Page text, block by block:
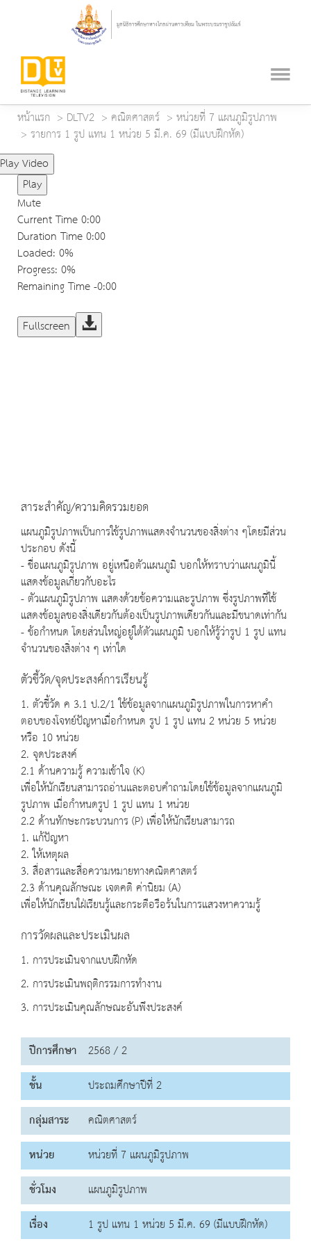
หน้าแรก DLTV2 คณิตศาสตร์
หน่วยที่ 7 แผนภูมิรูปภาพ
รายการ 1 รูป แทน 1 หน่วย 5 มี.ค. 69 (มีแบบฝึกหัด)
Play Video
Play
Mute
Current Time0:00
Duration Time0:00
Loaded: 0%
Progress: 0%
Remaining Time-0:00
Fullscreen
สาระสำคัญ/ความคิดรวมยอด
แผนภูมิรูปภาพเป็นการใช้รูปภาพแสดงจำนวนของสิ่งต่าง ๆโดยมีส่วน
ประกอบ ดังนี้
- ชื่อแผนภูมิรูปภาพ อยู่เหนือตัวแผนภูมิ บอกให้ทราบว่าแผนภูมินี้
แสดงข้อมูลเกี่ยวกับอะไร
- ตัวแผนภูมิรูปภาพ แสดงด้วยข้อความและรูปภาพ ซึ่งรูปภาพที่ใช้
แสดงข้อมูลของสิ่งเดียวกันต้องเป็นรูปภาพเดียวกันและมีขนาดเท่ากัน
- ข้อกำหนด โดยส่วนใหญ่อยู่ใต้ตัวแผนภูมิ บอกให้รู้ว่ารูป 1 รูป แทน
จำนวนของสิ่งต่าง ๆ เท่าใด
ตัวชี้วัด/จุดประสงค์การเรียนรู้
1. ตัวชี้วัด ค 3.1 ป.2/1 ใช้ข้อมูลจากแผนภูมิรูปภาพในการหาคำ
ตอบของโจทย์ปัญหาเมื่อกำหนด รูป 1 รูป แทน 2 หน่วย 5 หน่วย
หรือ 10 หน่วย
2. จุดประสงค์
2.1 ด้านความรู้ ความเข้าใจ (K)
เพื่อให้นักเรียนสามารถอ่านและตอบคำถามโดยใช้ข้อมูลจากแผนภูมิ
รูปภาพ เมื่อกำหนดรูป 1 รูป แทน 1 หน่วย
2.2 ด้านทักษะกระบวนการ (P) เพื่อให้นักเรียนสามารถ
1. แก้ปัญหา
2. ให้เหตุผล
3. สื่อสารและสื่อความหมายทางคณิตศาสตร์
2.3 ด้านคุณลักษณะ เจตคติ ค่านิยม (A)
เพื่อให้นักเรียนใฝ่เรียนรู้และกระตือรือร้นในการแสวงหาความรู้
การวัดผลและประเมินผล
1. การประเมินจากแบบฝึกหัด
2. การประเมินพฤติกรรมการทำงาน
3. การประเมินคุณลักษณะอันพึงประสงค์
ปีการศึกษา 2568 / 2
ชั้น
ประถมศึกษาปีที่ 2
กลุ่มสาระ
คณิตศาสตร์
หน่วย
หน่วยที่ 7 แผนภูมิรูปภาพ
ชั่วโมง
แผนภูมิรูปภาพ
เรื่อง
1 รูป แทน 1 หน่วย 5 มี.ค. 69 (มีแบบฝึกหัด)